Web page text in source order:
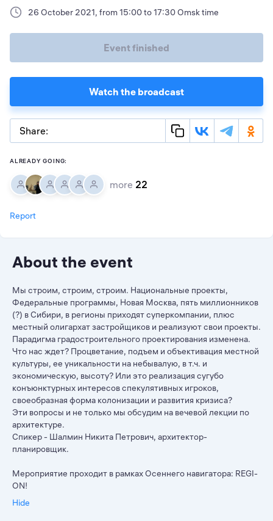
26 October 2021, from 15:00 to 17:30 Omsk time
Event finished
Watch the broadcast
Share:
ALREADY GOING:
more 22
Report
About the event
Мы строим, строим, строим. Национальные проекты,
Федеральные программы, Новая Москва, пять миллионников
(?) в Сибири, в регионы приходят суперкомпании, плюс
местный олигархат застройщиков и реализуют свои проекты.
Парадигма градостроительного проектирования изменена.
Что нас ждет? Процветание, подъем и объективация местной
культуры, ее уникальности на небывалую, в т.ч. и
экономическую, высоту? Или это реализация сугубо
конъюнктурных интересов спекулятивных игроков,
своеобразная форма колонизации и развития кризиса?
Эти вопросы и не только мы обсудим на вечевой лекции по
архитектуре.
Спикер - Шалмин Никита Петрович, архитектор-
планировщик.
Мероприятие проходит в рамках Осеннего навигатора: REGI-
ON!
Hide